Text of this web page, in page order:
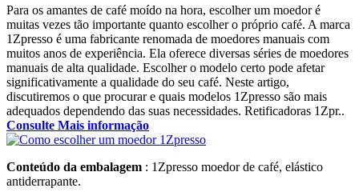
Para os amantes de café moído na hora, escolher um moedor é
muitas vezes tão importante quanto escolher o próprio café. A marca
1Zpresso é uma fabricante renomada de moedores manuais com
muitos anos de experiência. Ela oferece diversas séries de moedores
manuais de alta qualidade. Escolher o modelo certo pode afetar
significativamente a qualidade do seu café. Neste artigo,
discutiremos o que procurar e quais modelos 1Zpresso são mais
adequados dependendo das suas necessidades. Retificadoras 1Zpr..
Consulte Mais informação
Conteúdo da embalagem : 1Zpresso moedor de café, elástico
antiderrapante.